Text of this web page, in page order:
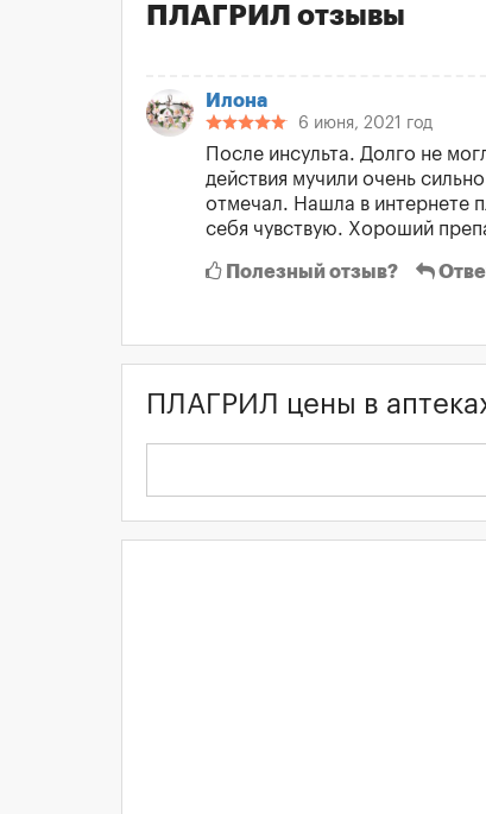
ПЛАГРИЛ отзывы
Илона
6 июня, 2021 год
После инсульта. Долго не
действия мучили очень
отмечал. Нашла в интернете
себя чувствую. Хороший
Полезный отзыв?
ПЛАГРИЛ цены в